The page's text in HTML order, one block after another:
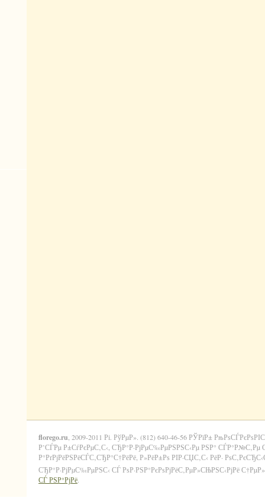
florego.ru , 2009-2011 Рі. РўРµР». (812) 640-46-56 РЎРїР±
Р’СЃРµ Р±СѓРєРµС‚С‹, СЂР°Р·РјРµС‰РµРЅРЅС‹Рµ РЅР°
Р°РґРјРёРЅРёСЃС‚СЂР°С†РёРё, Р»РёР±Рѕ РІР·СЏС‚С‹ РёР·
СЂР°Р·РјРµС‰РµРЅС‹ СЃ РѕР·РЅР°РєРѕРјРёС‚РµР»СЊРЅС‹РјРё
СЃ РЅР°РјРё